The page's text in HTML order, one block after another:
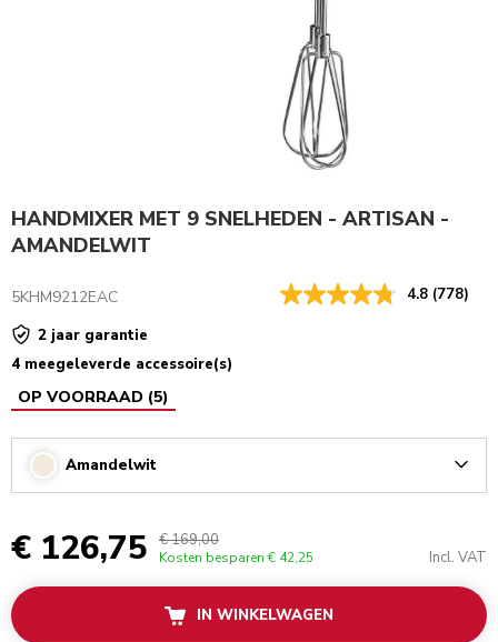
HANDMIXER MET 9 SNELHEDEN - ARTISAN -
AMANDELWIT
5KHM9212EAC 4.8 (778)
2 jaar garantie
4 meegeleverde accessoire(s)
OP VOORRAAD (5)
Amandelwit
€ 126,75 € 169,00
Kosten besparen € 42,25 Incl. VAT
IN WINKELWAGEN